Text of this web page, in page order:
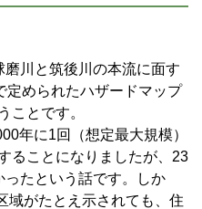
川と筑後川の本流に面す
定められたハザードマップ
ことです。
年に1回（想定最大規模）
ることになりましたが、23
たという話です。しか
域がたとえ示されても、住